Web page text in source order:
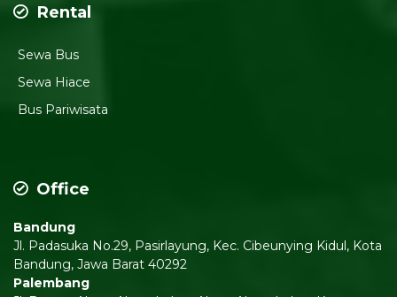
Rental
Sewa Bus
Sewa Hiace
Bus Pariwisata
Office
Bandung
Jl. Padasuka No.29, Pasirlayung, Kec. Cibeunying Kidul, Kota
Bandung, Jawa Barat 40292
Palembang